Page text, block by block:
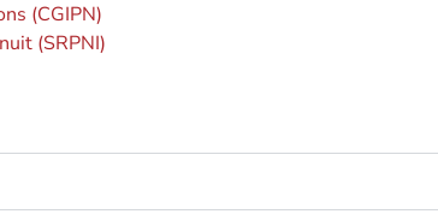
(CGIPN)
(SRPNI)